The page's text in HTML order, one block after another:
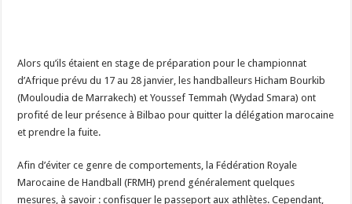
Alors qu’ils étaient en stage de préparation pour le championnat
d’Afrique prévu du 17 au 28 janvier, les handballeurs Hicham Bourkib
(Mouloudia de Marrakech) et Youssef Temmah (Wydad Smara) ont
profité de leur présence à Bilbao pour quitter la délégation marocaine
et prendre la fuite.
Afin d’éviter ce genre de comportements, la Fédération Royale
Marocaine de Handball (FRMH) prend généralement quelques
mesures, à savoir : confisquer le passeport aux athlètes. Cependant,